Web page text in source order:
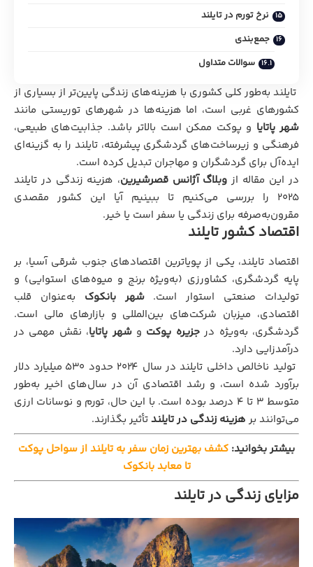
نرخ تورم در تایلند
جمع‌بندی
سوالات متداول
تایلند به‌طور کلی کشوری با هزینه‌های زندگی پایین‌تر از بسیاری از
کشورهای غربی است، اما هزینه‌ها در شهرهای توریستی مانند
شهر پاتایا و پوکت ممکن است بالاتر باشد. جذابیت‌های طبیعی،
فرهنگی و زیرساخت‌های گردشگری پیشرفته، تایلند را به گزینه‌ای
ایده‌آل برای گردشگران و مهاجران تبدیل کرده است.
در این مقاله از وبلاگ آژانس قصرشیرین، هزینه زندگی در تایلند
2025 را بررسی می‌کنیم تا ببینیم آیا این کشور مقصدی
مقرون‌به‌صرفه برای زندگی یا سفر است یا خیر.
اقتصاد کشور تایلند
اقتصاد تایلند، یکی از پویاترین اقتصادهای جنوب شرقی آسیا، بر
پایه گردشگری، کشاورزی (به‌ویژه برنج و میوه‌های استوایی) و
تولیدات صنعتی استوار است.شهر بانکوک به‌عنوان قلب
اقتصادی، میزبان شرکت‌های بین‌المللی و بازارهای مالی است.
گردشگری، به‌ویژه درجزیره پوکت وشهر پاتایا، نقش مهمی در
درآمدزایی دارد.
تولید ناخالص داخلی تایلند در سال ۲۰۲۴ حدود ۵۳۰ میلیارد دلار
برآورد شده است، و رشد اقتصادی آن در سال‌های اخیر به‌طور
متوسط ۳ تا ۴ درصد بوده است. با این حال، تورم و نوسانات ارزی
می‌توانند بر هزینه زندگی در تایلندتأثیر بگذارند.
بیشتر بخوانید: کشف بهترین زمان سفر به تایلند از سواحل پوکت
تا معابد بانکوک
مزایای زندگی در تایلند